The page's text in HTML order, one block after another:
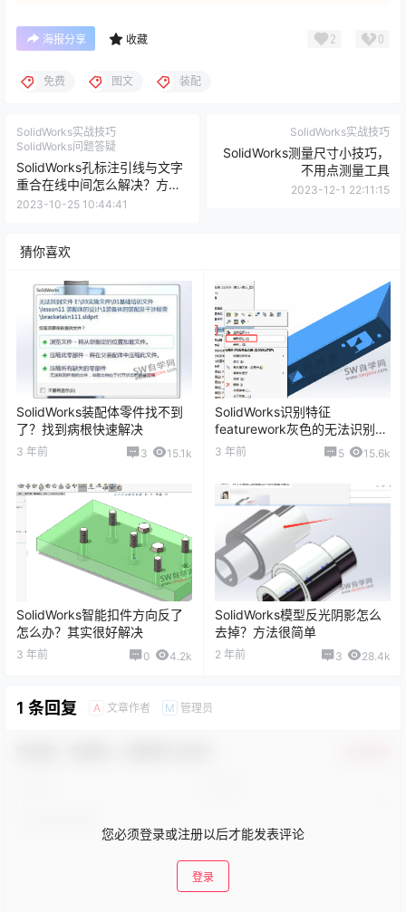
海报分享 收藏 2 0
免费 图文 装配
SolidWorks实战技巧
SolidWorks问题答疑
SolidWorks孔标注引线与文字
重合在线中间怎么解决？方法
很简单
2023-10-25 10:44:41
SolidWorks实战技巧
SolidWorks测量尺寸小技巧，
不用点测量工具
2023-12-1 22:11:15
猜你喜欢
SolidWorks装配体零件找不到
了？找到病根快速解决
3 年前 3 15.1k
SolidWorks识别特征
featurework灰色的无法识别怎
么办？
3 年前 5 15.6k
SolidWorks智能扣件方向反了
怎么办？其实很好解决
3 年前 0 4.2k
SolidWorks模型反光阴影怎么
去掉？方法很简单
2 年前 3 28.4k
1 条回复 A 文章作者 M 管理员
您必须登录或注册以后才能发表评论
登录